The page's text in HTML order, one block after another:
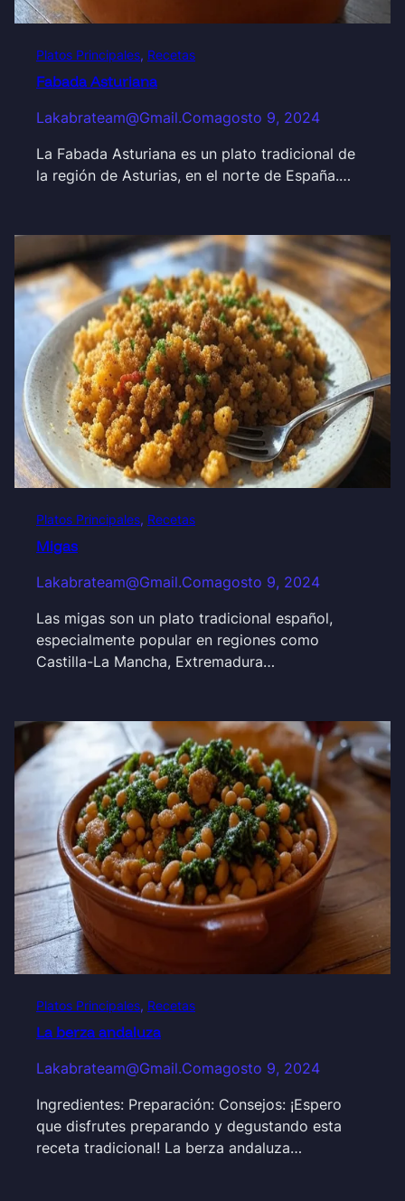
Platos Principales, Recetas
Fabada Asturiana
Lakabrateam@gmail.comagosto 9, 2024
La Fabada Asturiana es un plato tradicional de
la región de Asturias, en el norte de España.…
Platos Principales, Recetas
Migas
Lakabrateam@gmail.comagosto 9, 2024
Las migas son un plato tradicional español,
especialmente popular en regiones como
Castilla-La Mancha, Extremadura…
Platos Principales, Recetas
La berza andaluza
Lakabrateam@gmail.comagosto 9, 2024
Ingredientes: Preparación: Consejos: ¡Espero
que disfrutes preparando y degustando esta
receta tradicional! La berza andaluza…